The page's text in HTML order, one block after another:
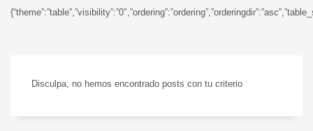
Disculpa, no hemos encontrado posts con tu criterio